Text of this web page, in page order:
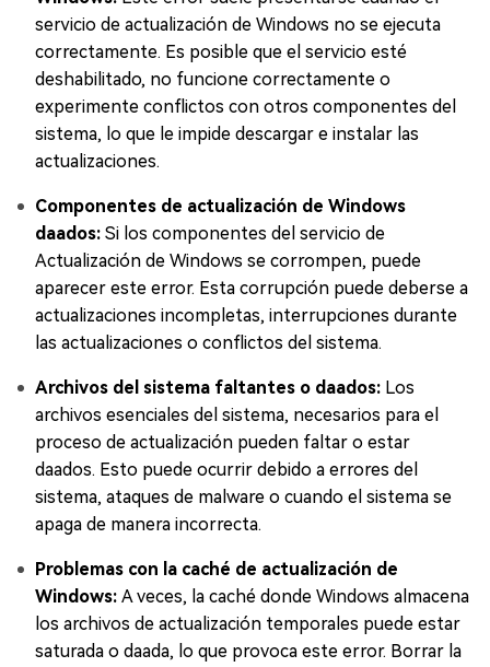
servicio de actualización de Windows no se ejecuta
correctamente. Es posible que el servicio esté
deshabilitado, no funcione correctamente o
experimente conflictos con otros componentes del
sistema, lo que le impide descargar e instalar las
actualizaciones.
Componentes de actualización de Windows
daados: Si los componentes del servicio de
Actualización de Windows se corrompen, puede
aparecer este error. Esta corrupción puede deberse a
actualizaciones incompletas, interrupciones durante
las actualizaciones o conflictos del sistema.
Archivos del sistema faltantes o daados: Los
archivos esenciales del sistema, necesarios para el
proceso de actualización pueden faltar o estar
daados. Esto puede ocurrir debido a errores del
sistema, ataques de malware o cuando el sistema se
apaga de manera incorrecta.
Problemas con la caché de actualización de
Windows: A veces, la caché donde Windows almacena
los archivos de actualización temporales puede estar
saturada o daada, lo que provoca este error. Borrar la